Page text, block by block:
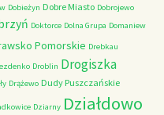
Dobieżyn Dobre Miasto Dobrojewo
Doktorce Dolna Grupa Domaniew
Pomorskie Drebkau
Droblin Drogiszka
Drążewo Dudy Puszczańskie
Dziarny Działdowo